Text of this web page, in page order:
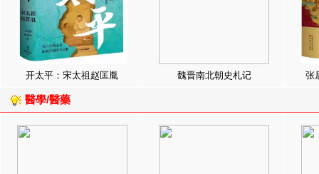
开太平：宋太祖赵匡胤 魏晋南北朝史札记 张
醫學/醫藥